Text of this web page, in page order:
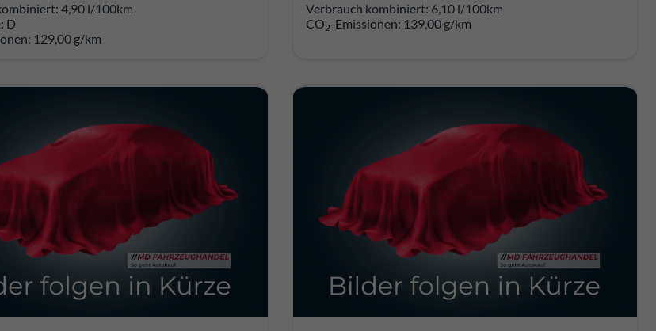
4,90 l/100km
D
129,00 g/km
Verbrauch kombiniert: 6,10 l/100km
CO2-Emissionen: 139,00 g/km